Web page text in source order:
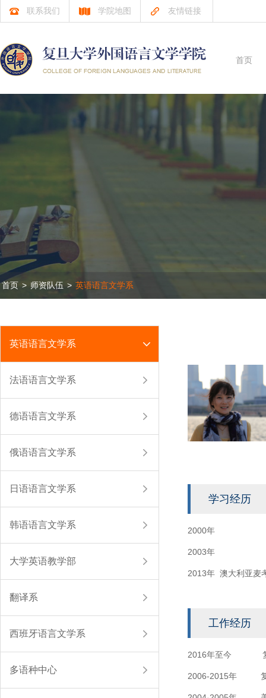
联系我们 学院地图 友情链接
首页
首页 > 师资队伍 > 英语语言文学系
英语语言文学系
法语语言文学系
德语语言文学系
俄语语言文学系
日语语言文学系
韩语语言文学系
大学英语教学部
翻译系
西班牙语言文学系
多语种中心
学习经历
2000年 复
2003年 复
2013年 澳大利亚
工作经历
2016年至今 复旦
2006-2015年 复